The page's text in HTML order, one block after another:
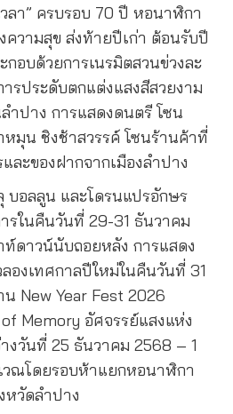
ลา” ครบรอบ 70 ปี หอนาฬิกา
ความสุข ส่งท้ายปีเก่า ต้อนรับปี
อบด้วยการเนรมิตสวนข่วงละ
รประดับตกแต่งแสงสีสวยงาม
ำปาง การแสดงดนตรี โซน
หมุน ชิงช้าสวรรค์ โซนร้านค้าที่
ละของฝากจากเมืองลำปาง
บอลลูน และโดรนแปรอักษร
รในคืนวันที่ 29-31 ธันวาคม
ท์ดาวน์นับถอยหลัง การแสดง
องเทศกาลปีใหม่ในคืนวันที่ 31
New Year Fest 2026
Memory อัศจรรย์แสงแห่ง
งวันที่ 25 ธันวาคม 2568 – 1
ณโดยรอบห้าแยกหอนาฬิกา
หวัดลำปาง